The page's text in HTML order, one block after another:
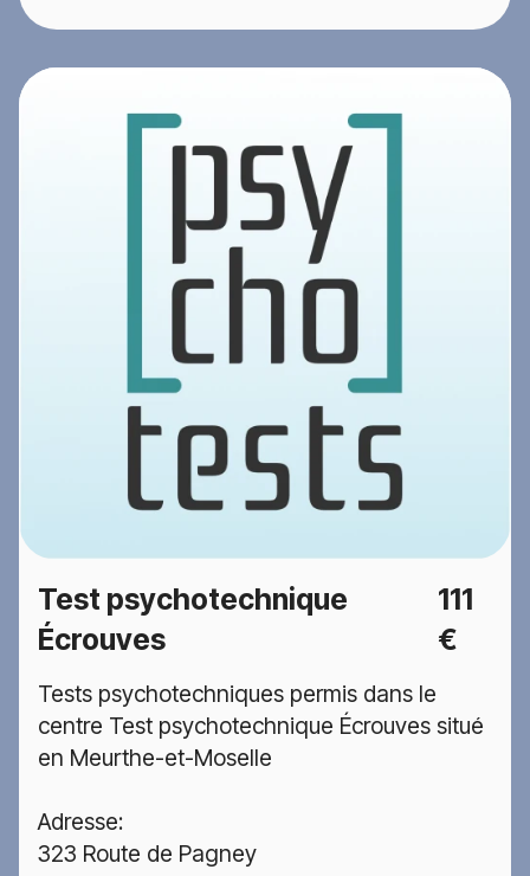
Test psychotechnique
Écrouves
111
€
Tests psychotechniques permis dans le
centre Test psychotechnique Écrouves situé
en Meurthe-et-Moselle
Adresse:
323 Route de Pagney